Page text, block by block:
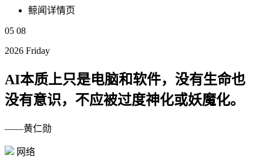
鲸闻详情页
05 08
2026 Friday
AI本质上只是电脑和软件，没有生命也
没有意识，不应被过度神化或妖魔化。
——黄仁勋
网络